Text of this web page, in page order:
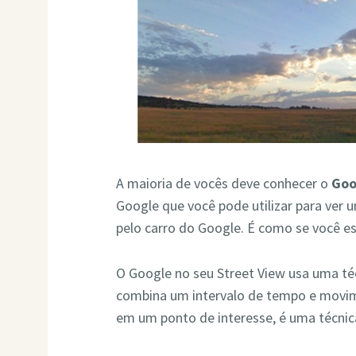
A maioria de vocês deve conhecer o
Google que você pode utilizar para ver
pelo carro do Google. É como se você
O Google no seu Street View usa uma
combina um intervalo de tempo e
em um ponto de interesse, é uma